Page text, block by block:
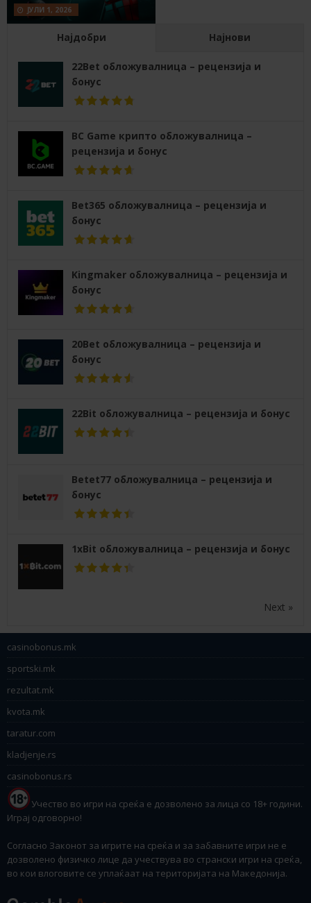
ЈУЛИ 1, 2026
Најдобри Најнови
22Bet обложувалница – рецензија и
бонус
BC Game крипто обложувалница –
рецензија и бонус
Bet365 обложувалница – рецензија и
бонус
Kingmaker обложувалница – рецензија и
бонус
20Bet обложувалница – рецензија и
бонус
22Bit обложувалница – рецензија и бонус
Betet77 обложувалница – рецензија и
бонус
1xBit обложувалница – рецензија и бонус
Next »
casinobonus.mk
sportski.mk
rezultat.mk
kvota.mk
taratur.com
kladjenje.rs
casinobonus.rs
Учество во игри на среќа е дозволено за лица со 18+ години.
Играј одговорно!
Согласно Законот за игрите на среќа и за забавните игри не е
дозволено физичко лице да учествува во странски игри на среќа,
во кои влоговите се уплаќаат на територијата на Македонија.